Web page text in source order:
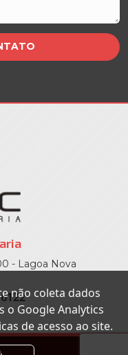
- Lagoa Nova
não coleta dados
o Google Analytics
de acesso ao site.